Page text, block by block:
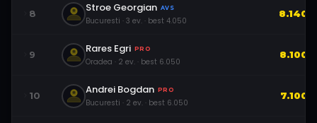
8 Stroe Georgian AVS
Bucuresti · 3 ev. · best 4.050
8.140
9 Rares Egri PRO
Oradea · 2 ev. · best 6.050
8.100
10 Andrei Bogdan PRO
Bucuresti · 2 ev. · best 6.050
7.100